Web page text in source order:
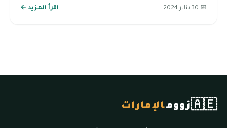
📅 30 يناير 2024 اقرأ المزيد ←
🇦🇪زوومالإمارات